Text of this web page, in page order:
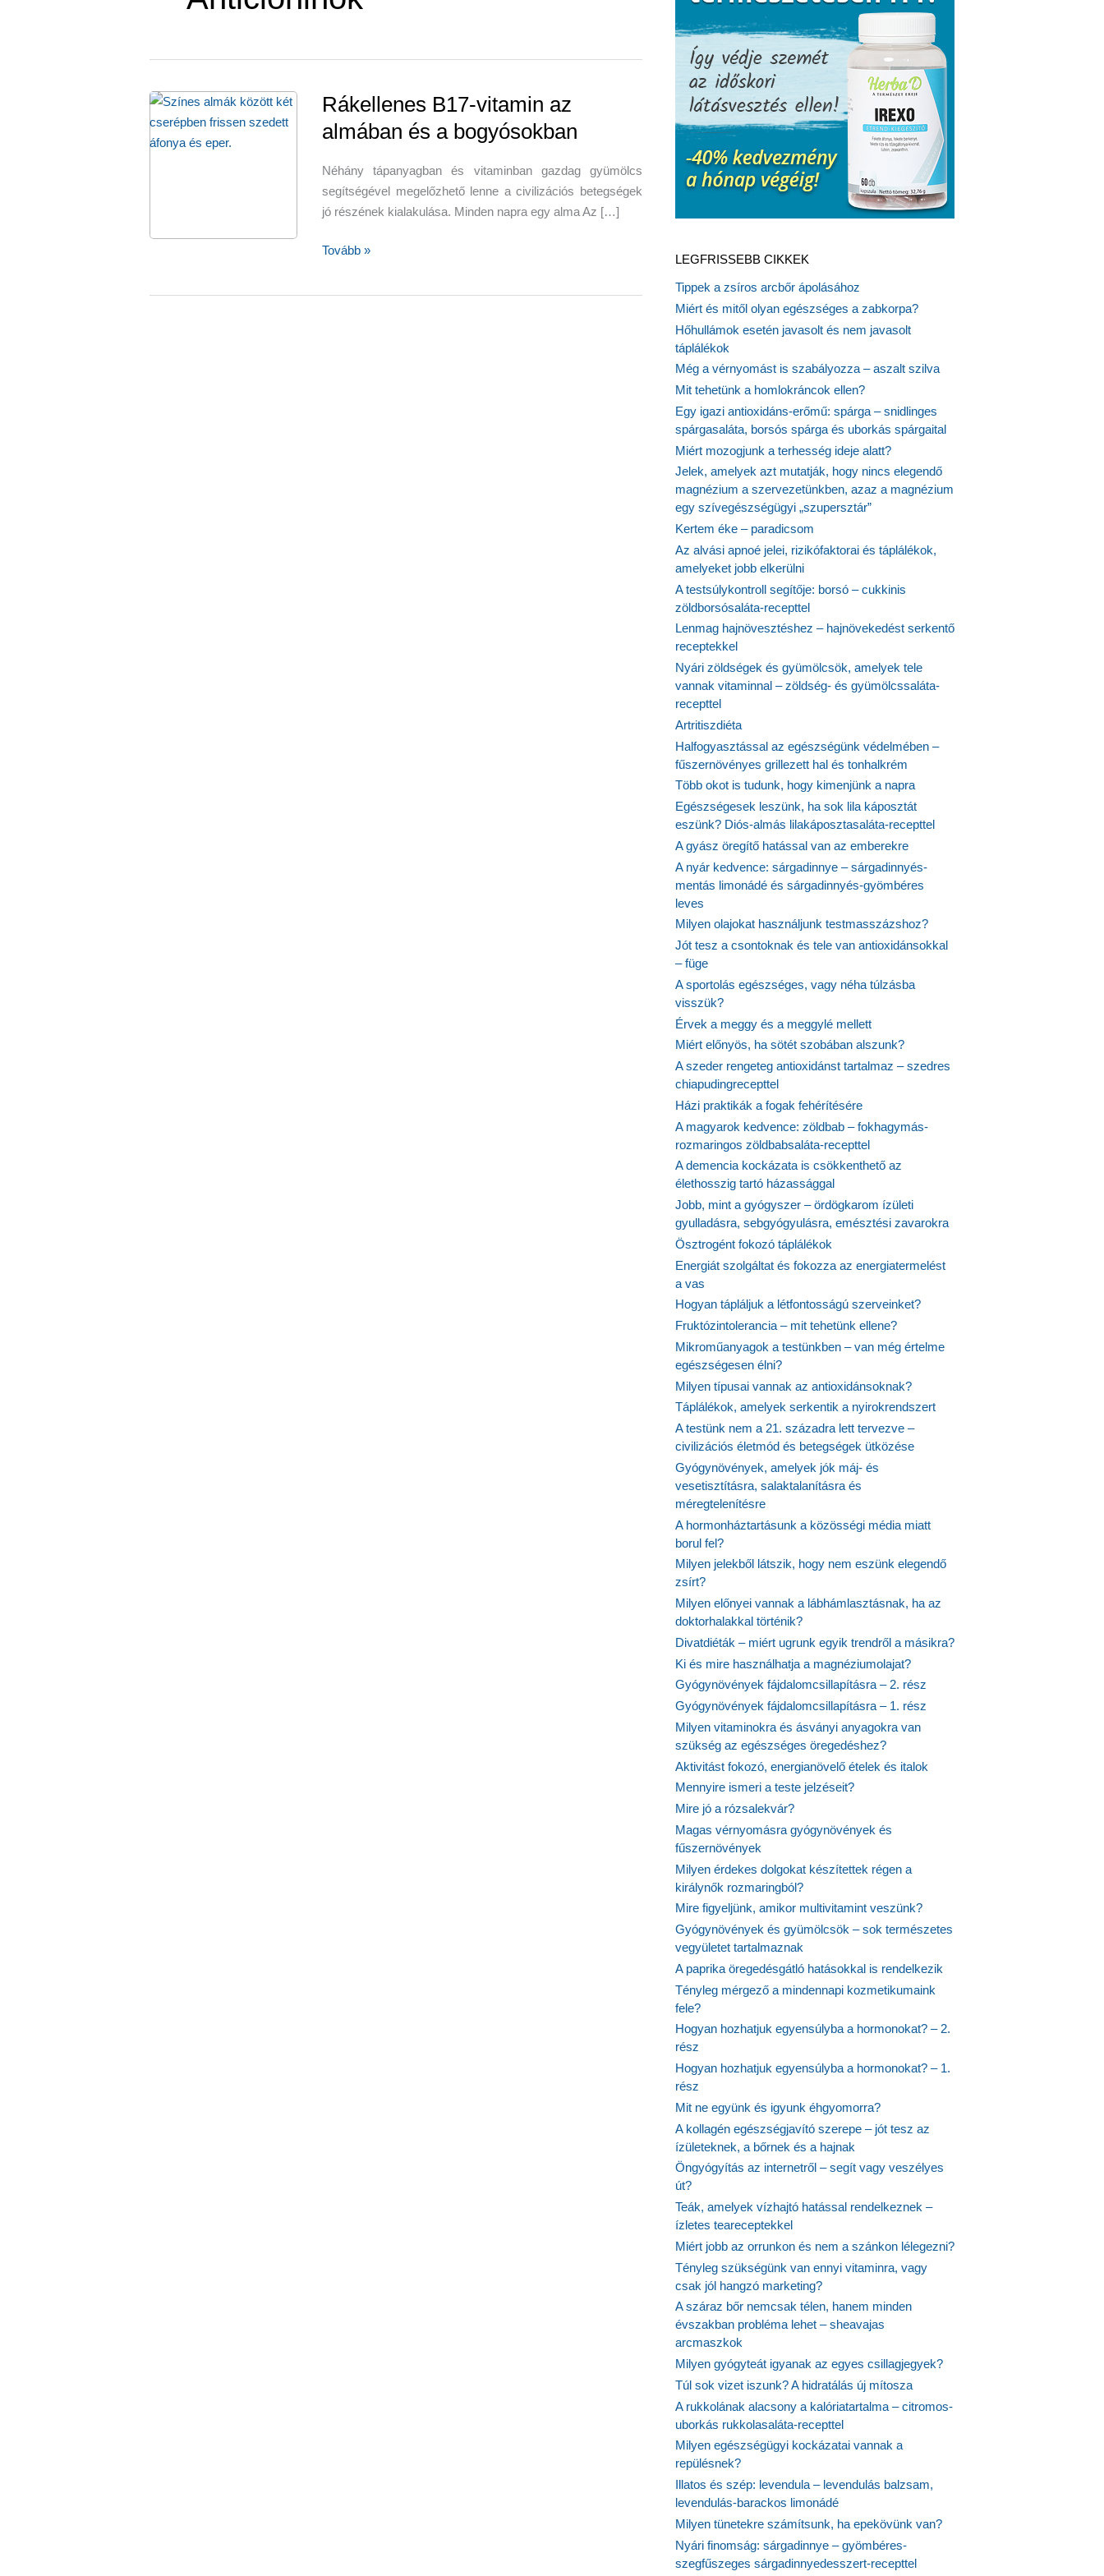
Rákellenes B17-vitamin az
almában és a bogyósokban
Néhány tápanyagban és vitaminban gazdag gyümölcs
segítségével megelőzhető lenne a civilizációs betegségek
jó részének kialakulása. Minden napra egy alma Az […]
Rákellenes
Tovább »
LEGFRISSEBB CIKKEK
Tippek a zsíros arcbőr ápolásához
Miért és mitől olyan egészséges a zabkorpa?
Hőhullámok esetén javasolt és nem javasolt
táplálékok
Még a vérnyomást is szabályozza – aszalt szilva
Mit tehetünk a homlokráncok ellen?
Egy igazi antioxidáns-erőmű: spárga – snidlinges
spárgasaláta, borsós spárga és uborkás spárgaital
Miért mozogjunk a terhesség ideje alatt?
Jelek, amelyek azt mutatják, hogy nincs elegendő
magnézium a szervezetünkben, azaz a magnézium
egy szívegészségügyi „szupersztár”
Kertem éke – paradicsom
Az alvási apnoé jelei, rizikófaktorai és táplálékok,
amelyeket jobb elkerülni
A testsúlykontroll segítője: borsó – cukkinis
zöldborsósaláta-recepttel
Lenmag hajnövesztéshez – hajnövekedést serkentő
receptekkel
Nyári zöldségek és gyümölcsök, amelyek tele
vannak vitaminnal – zöldség- és gyümölcssaláta-
recepttel
Artritiszdiéta
Halfogyasztással az egészségünk védelmében –
fűszernövényes grillezett hal és tonhalkrém
Több okot is tudunk, hogy kimenjünk a napra
Egészségesek leszünk, ha sok lila káposztát
eszünk? Diós-almás lilakáposztasaláta-recepttel
A gyász öregítő hatással van az emberekre
A nyár kedvence: sárgadinnye – sárgadinnyés-
mentás limonádé és sárgadinnyés-gyömbéres
leves
Milyen olajokat használjunk testmasszázshoz?
Jót tesz a csontoknak és tele van antioxidánsokkal
– füge
A sportolás egészséges, vagy néha túlzásba
visszük?
Érvek a meggy és a meggylé mellett
Miért előnyös, ha sötét szobában alszunk?
A szeder rengeteg antioxidánst tartalmaz – szedres
chiapudingrecepttel
Házi praktikák a fogak fehérítésére
A magyarok kedvence: zöldbab – fokhagymás-
rozmaringos zöldbabsaláta-recepttel
A demencia kockázata is csökkenthető az
élethosszig tartó házassággal
Jobb, mint a gyógyszer – ördögkarom ízületi
gyulladásra, sebgyógyulásra, emésztési zavarokra
Ösztrogént fokozó táplálékok
Energiát szolgáltat és fokozza az energiatermelést
a vas
Hogyan tápláljuk a létfontosságú szerveinket?
Fruktózintolerancia – mit tehetünk ellene?
Mikroműanyagok a testünkben – van még értelme
egészségesen élni?
Milyen típusai vannak az antioxidánsoknak?
Táplálékok, amelyek serkentik a nyirokrendszert
A testünk nem a 21. századra lett tervezve –
civilizációs életmód és betegségek ütközése
Gyógynövények, amelyek jók máj- és
vesetisztításra, salaktalanításra és
méregtelenítésre
A hormonháztartásunk a közösségi média miatt
borul fel?
Milyen jelekből látszik, hogy nem eszünk elegendő
zsírt?
Milyen előnyei vannak a lábhámlasztásnak, ha az
doktorhalakkal történik?
Divatdiéták – miért ugrunk egyik trendről a másikra?
Ki és mire használhatja a magnéziumolajat?
Gyógynövények fájdalomcsillapításra – 2. rész
Gyógynövények fájdalomcsillapításra – 1. rész
Milyen vitaminokra és ásványi anyagokra van
szükség az egészséges öregedéshez?
Aktivitást fokozó, energianövelő ételek és italok
Mennyire ismeri a teste jelzéseit?
Mire jó a rózsalekvár?
Magas vérnyomásra gyógynövények és
fűszernövények
Milyen érdekes dolgokat készítettek régen a
királynők rozmaringból?
Mire figyeljünk, amikor multivitamint veszünk?
Gyógynövények és gyümölcsök – sok természetes
vegyületet tartalmaznak
A paprika öregedésgátló hatásokkal is rendelkezik
Tényleg mérgező a mindennapi kozmetikumaink
fele?
Hogyan hozhatjuk egyensúlyba a hormonokat? – 2.
rész
Hogyan hozhatjuk egyensúlyba a hormonokat? – 1.
rész
Mit ne együnk és igyunk éhgyomorra?
A kollagén egészségjavító szerepe – jót tesz az
ízületeknek, a bőrnek és a hajnak
Öngyógyítás az internetről – segít vagy veszélyes
út?
Teák, amelyek vízhajtó hatással rendelkeznek –
ízletes teareceptekkel
Miért jobb az orrunkon és nem a szánkon lélegezni?
Tényleg szükségünk van ennyi vitaminra, vagy
csak jól hangzó marketing?
A száraz bőr nemcsak télen, hanem minden
évszakban probléma lehet – sheavajas
arcmaszkok
Milyen gyógyteát igyanak az egyes csillagjegyek?
Túl sok vizet iszunk? A hidratálás új mítosza
A rukkolának alacsony a kalóriatartalma – citromos-
uborkás rukkolasaláta-recepttel
Milyen egészségügyi kockázatai vannak a
repülésnek?
Illatos és szép: levendula – levendulás balzsam,
levendulás-barackos limonádé
Milyen tünetekre számítsunk, ha epekövünk van?
Nyári finomság: sárgadinnye – gyömbéres-
szegfűszeges sárgadinnyedesszert-recepttel